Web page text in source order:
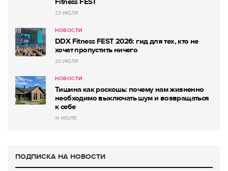
23 ИЮЛЯ
НОВОСТИ
DDX Fitness FEST 2026: гид для тех, кто не
хочет пропустить ничего
20 ИЮЛЯ
НОВОСТИ
Тишина как роскошь: почему нам жизненно
необходимо выключать шум и возвращаться
к себе
14 ИЮЛЯ
ПОДПИСКА НА НОВОСТИ